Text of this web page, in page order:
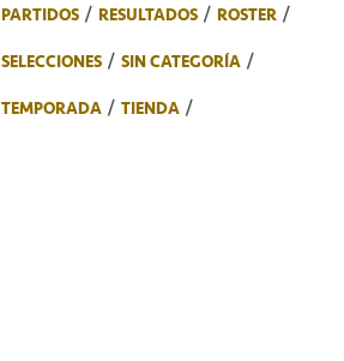
PARTIDOS
RESULTADOS
ROSTER
SELECCIONES
SIN CATEGORÍA
TEMPORADA
TIENDA